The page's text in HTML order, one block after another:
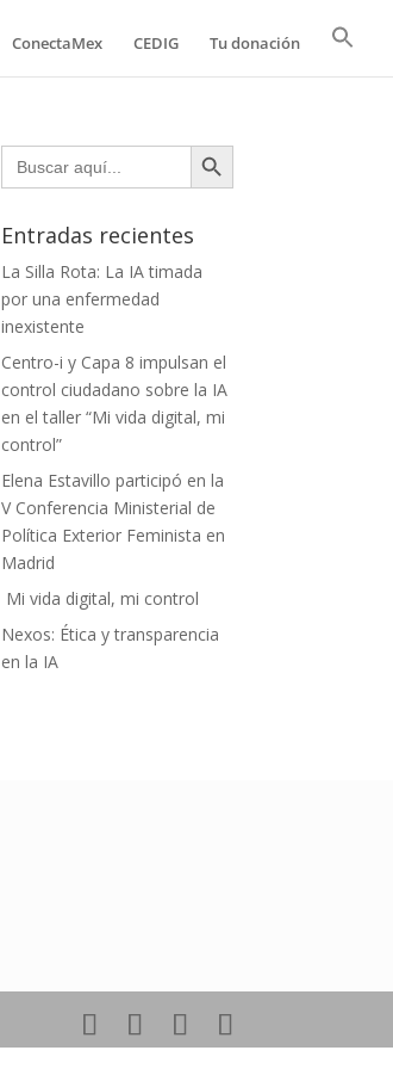
ConectaMex CEDIG Tu donación
Buscar: Botón de búsqueda
Entradas recientes
La Silla Rota: La IA timada
por una enfermedad
inexistente
Centro-i y Capa 8 impulsan el
control ciudadano sobre la IA
en el taller “Mi vida digital, mi
control”
Elena Estavillo participó en la
V Conferencia Ministerial de
Política Exterior Feminista en
Madrid
Mi vida digital, mi control
Nexos: Ética y transparencia
en la IA